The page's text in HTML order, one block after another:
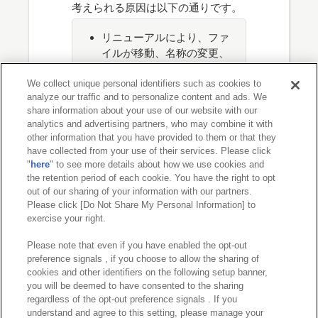
考えられる原因は以下の通りです。
リニューアルにより、ファ
イルが移動、名称の変更、
（期間限定サイトなどは、
期間終了後にファイルは削
除されています）
指定されたURLが間違って
いる
アクセス制限されているフ
ァイルにアクセスしようと
している
ご不便をおかけして申し訳ありませ
ん。
ホームへ戻る
We collect unique personal identifiers such as cookies to
analyze our traffic and to personalize content and ads. We
share information about your use of our website with our
analytics and advertising partners, who may combine it with
other information that you have provided to them or that they
have collected from your use of their services. Please click
" here" to see more details about how we use cookies and
the retention period of each cookie. You have the right to opt
out of our sharing of your information with our partners.
Please click [Do Not Share My Personal Information] to
exercise your right.
Please note that even if you have enabled the opt-out
preference signals , if you choose to allow the sharing of
cookies and other identifiers on the following setup banner,
you will be deemed to have consented to the sharing
regardless of the opt-out preference signals . If you
understand and agree to this setting, please manage your